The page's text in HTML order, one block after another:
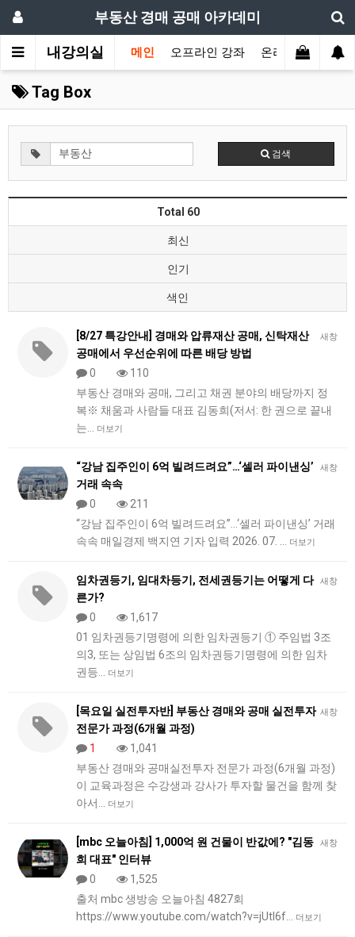
부동산 경매 공매 아카데미
내강의실 메인 오프라인 강좌 온라인 강좌 교
Tag Box
검색
Total 60
최신
인기
색인
새창
[8/27 특강안내] 경매와 압류재산 공매, 신탁재산
공매에서 우선순위에 따른 배당 방법
0
110
부동산 경매와 공매, 그리고 채권 분야의 배당까지 정
복※ 채움과 사람들 대표 김동희(저서: 한 권으로 끝내
는…
더보기
새창
“강남 집주인이 6억 빌려드려요”…‘셀러 파이낸싱’
거래 속속
0
211
“강남 집주인이 6억 빌려드려요”…‘셀러 파이낸싱’ 거래
속속 매일경제 백지연 기자 입력 2026. 07. …
더보기
새창
임차권등기, 임대차등기, 전세권등기는 어떻게 다
른가?
0
1,617
01 임차권등기명령에 의한 임차권등기 ① 주임법 3조
의3, 또는 상임법 6조의 임차권등기명령에 의한 임차
권등…
더보기
새창
[목요일 실전투자반] 부동산 경매와 공매 실전투자
전문가 과정(6개월 과정)
1
1,041
부동산 경매와 공매실전투자 전문가 과정(6개월 과정)
이 교육과정은 수강생과 강사가 투자할 물건을 함께 찾
아서…
더보기
새창
[mbc 오늘아침] 1,000억 원 건물이 반값에? "김동
희 대표" 인터뷰
0
1,525
출처 mbc 생방송 오늘아침 4827회
https://www.youtube.com/watch?v=jUtl6f…
더보기